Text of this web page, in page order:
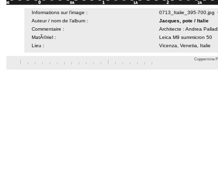
Informations sur l’image :
0713_Italie_395-
Auteur / nom de l’album :
Jacques, pote / Italie
Commentaire :
Architecte : Andrea
MatÃ©riel :
Leica M9 summicron 50
Lieu :
Vicenza, Venetia, Italie
Coppermine